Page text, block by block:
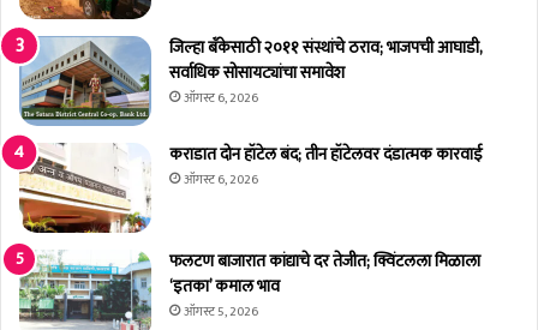
जिल्हा बँकेसाठी २०११ संस्थांचे ठराव; भाजपची आघाडी,
सर्वाधिक सोसायट्यांचा समावेश
ऑगस्ट 6, 2026
कराडात दोन हॉटेल बंद; तीन हॉटेलवर दंडात्मक कारवाई
ऑगस्ट 6, 2026
फलटण बाजारात कांद्याचे दर तेजीत; क्विंटलला मिळाला
‘इतका’ कमाल भाव
ऑगस्ट 5, 2026